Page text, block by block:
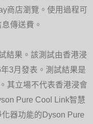
商店瀏覽。使用過程可
傳送費。
結果。該測試由香港浸
3月發表。測試結果是
其立場不代表香港浸會
Pure Cool Link智慧
器功能的Dyson Pure